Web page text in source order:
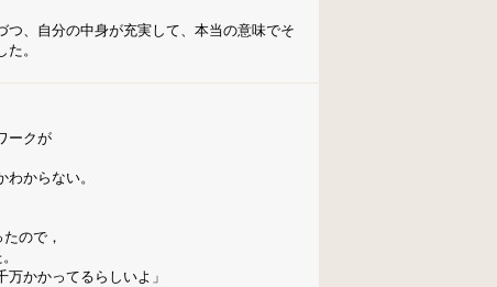
、自分の中身が充実して、本当の意味でそ
。
ークが
からない。
ので，
かかってるらしいよ」